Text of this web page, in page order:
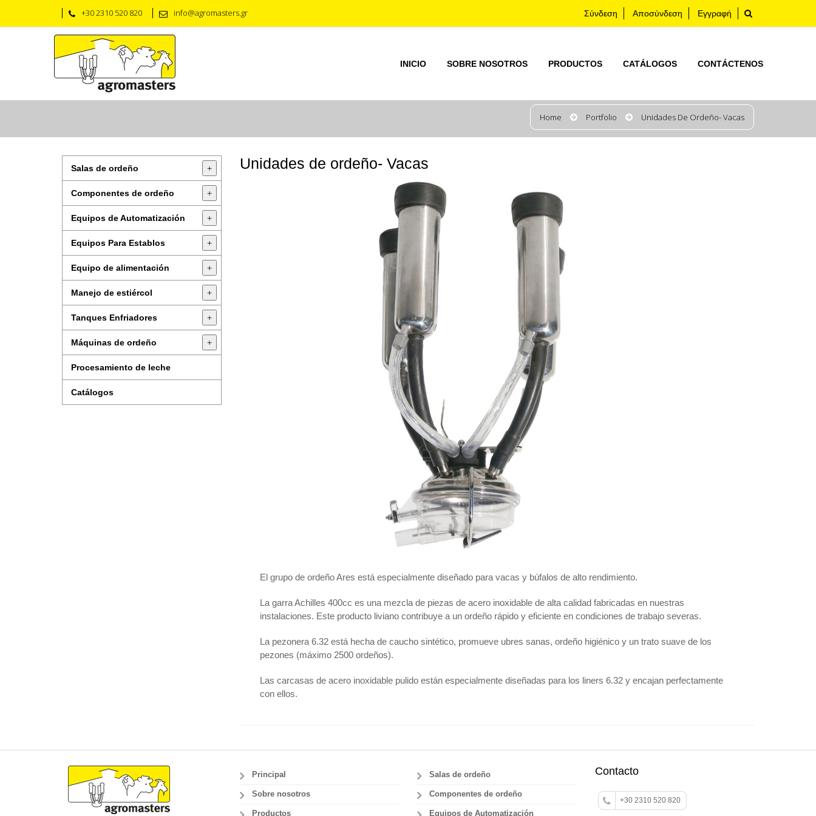
+30 2310 520 820 info@agromasters.gr Σύνδεση Αποσύνδεση Εγγραφή
INICIO SOBRE NOSOTROS PRODUCTOS CATÁLOGOS CONTÁCTENOS
Home Portfolio Unidades De Ordeño- Vacas
Salas de ordeño +
Componentes de ordeño +
Equipos de Automatización +
Equipos Para Establos +
Equipo de alimentación +
Manejo de estiércol +
Tanques Enfriadores +
Máquinas de ordeño +
Procesamiento de leche
Catálogos
Unidades de ordeño- Vacas
El grupo de ordeño Ares está especialmente diseñado para vacas y búfalos de alto rendimiento.
La garra Achilles 400cc es una mezcla de piezas de acero inoxidable de alta calidad fabricadas en nuestras
instalaciones. Este producto liviano contribuye a un ordeño rápido y eficiente en condiciones de trabajo severas.
La pezonera 6.32 está hecha de caucho sintético, promueve ubres sanas, ordeño higiénico y un trato suave de los
pezones (máximo 2500 ordeños).
Las carcasas de acero inoxidable pulido están especialmente diseñadas para los liners 6.32 y encajan perfectamente
con ellos.
Principal
Sobre nosotros
Productos
Salas de ordeño
Componentes de ordeño
Equipos de Automatización
Contacto
+30 2310 520 820